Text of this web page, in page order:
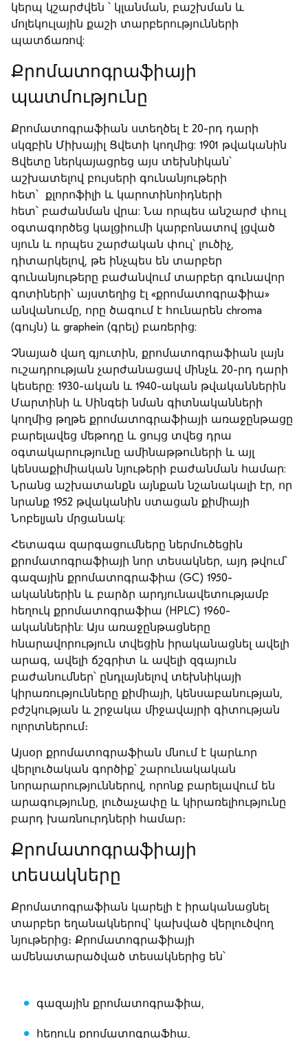
կերպ կշարժվեն ՝ կլանման, բաշխման և
մոլեկուլային քաշի տարբերությունների
պատճառով:
Քրոմատոգրաֆիայի
պատմությունը
Քրոմատոգրաֆիան ստեղծել է 20-րդ դարի
սկզբին Միխայիլ Ցվետի կողմից: 1901 թվականին
Ցվետը ներկայացրեց այս տեխնիկան՝
աշխատելով բույսերի գունանյութերի
հետ՝ քլորոֆիլի և կարոտինոիդների
հետ՝ բաժանման վրա: Նա որպես անշարժ փուլ
օգտագործեց կալցիումի կարբոնատով լցված
սյուն և որպես շարժական փուլ՝ լուծիչ,
դիտարկելով, թե ինչպես են տարբեր
գունանյութերը բաժանվում տարբեր գունավոր
գոտիների՝ այստեղից էլ «քրոմատոգրաֆիա»
անվանումը, որը ծագում է հունարեն chroma
(գույն) և graphein (գրել) բառերից:
Չնայած վաղ գյուտին, քրոմատոգրաֆիան լայն
ուշադրության չարժանացավ մինչև 20-րդ դարի
կեսերը: 1930-ական և 1940-ական թվականներին
Մարտինի և Սինգեի նման գիտնականների
կողմից թղթե քրոմատոգրաֆիայի առաջընթացը
բարելավեց մեթոդը և ցույց տվեց դրա
օգտակարությունը ամինաթթուների և այլ
կենսաքիմիական նյութերի բաժանման համար:
Նրանց աշխատանքն այնքան նշանակալի էր, որ
նրանք 1952 թվականին ստացան քիմիայի
Նոբելյան մրցանակ:
Հետագա զարգացումները ներմուծեցին
քրոմատոգրաֆիայի նոր տեսակներ, այդ թվում՝
գազային քրոմատոգրաֆիա (GC) 1950-
ականներին և բարձր արդյունավետությամբ
հեղուկ քրոմատոգրաֆիա (HPLC) 1960-
ականներին: Այս առաջընթացները
հնարավորություն տվեցին իրականացնել ավելի
արագ, ավելի ճշգրիտ և ավելի զգայուն
բաժանումներ՝ ընդլայնելով տեխնիկայի
կիրառությունները քիմիայի, կենսաբանության,
բժշկության և շրջակա միջավայրի գիտության
ոլորտներում։
Այսօր քրոմատոգրաֆիան մնում է կարևոր
վերլուծական գործիք՝ շարունակական
նորարարություններով, որոնք բարելավում են
արագությունը, լուծաչափը և կիրառելիությունը
բարդ խառնուրդների համար։
Քրոմատոգրաֆիայի
տեսակները
Քրոմատոգրաֆիան կարելի է իրականացնել
տարբեր եղանակներով՝ կախված վերլուծվող
նյութերից։ Քրոմատոգրաֆիայի
ամենատարածված տեսակներից են՝
գազային քրոմատոգրաֆիա,
հեղուկ քրոմատոգրաֆիա,